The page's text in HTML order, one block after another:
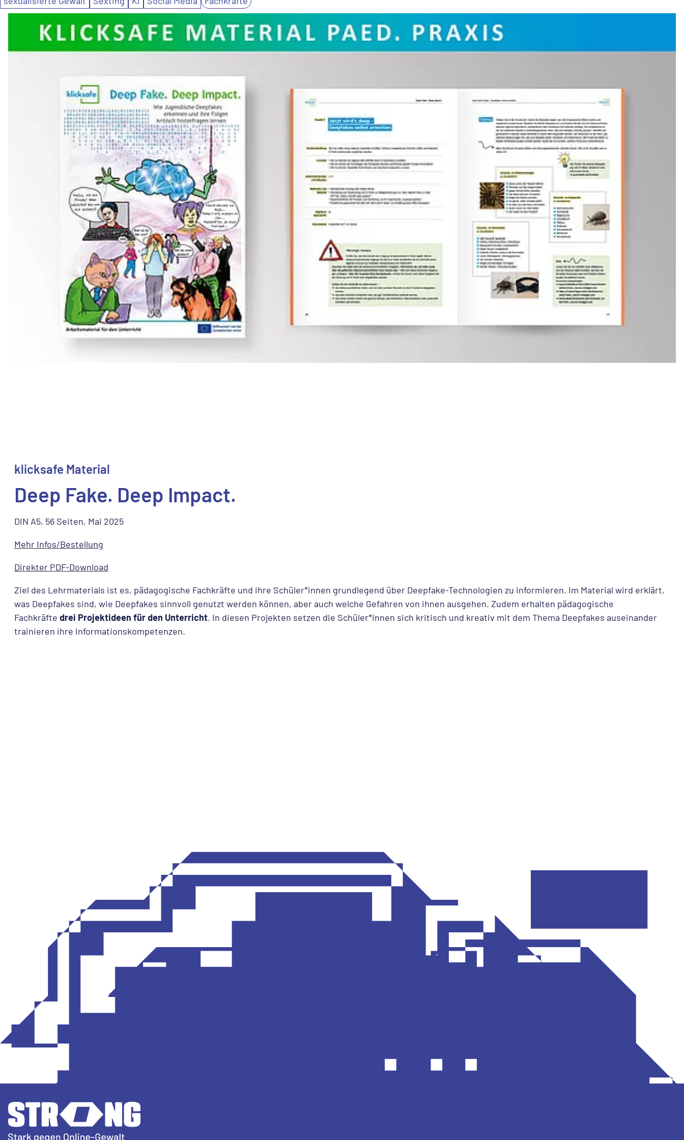
klicksafe Material
Deep Fake. Deep Impact.
DIN A5, 56 Seiten, Mai 2025
Mehr Infos/Bestellung
Direkter PDF-Download
Ziel des Lehrmaterials ist es, pädagogische Fachkräfte und ihre Schüler*innen grundlegend über Deepfake-Technologien zu informieren. Im Material wird erklärt,
was Deepfakes sind, wie Deepfakes sinnvoll genutzt werden können, aber auch welche Gefahren von ihnen ausgehen. Zudem erhalten pädagogische
Fachkräfte drei Projektideen für den Unterricht. In diesen Projekten setzen die Schüler*innen sich kritisch und kreativ mit dem Thema Deepfakes auseinander
trainieren ihre Informationskompetenzen.